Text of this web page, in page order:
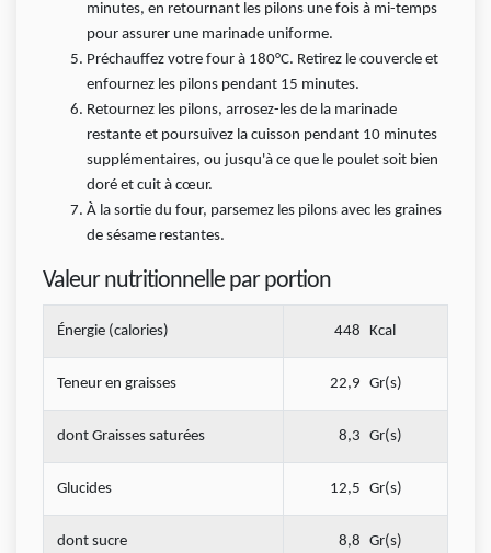
minutes, en retournant les pilons une fois à mi-temps
pour assurer une marinade uniforme.
Préchauffez votre four à 180°C. Retirez le couvercle et
enfournez les pilons pendant 15 minutes.
Retournez les pilons, arrosez-les de la marinade
restante et poursuivez la cuisson pendant 10 minutes
supplémentaires, ou jusqu'à ce que le poulet soit bien
doré et cuit à cœur.
À la sortie du four, parsemez les pilons avec les graines
de sésame restantes.
Valeur nutritionnelle par portion
Énergie (calories) 448 Kcal
Teneur en graisses 22,9 Gr(s)
dont Graisses saturées 8,3 Gr(s)
Glucides 12,5 Gr(s)
dont sucre 8,8 Gr(s)